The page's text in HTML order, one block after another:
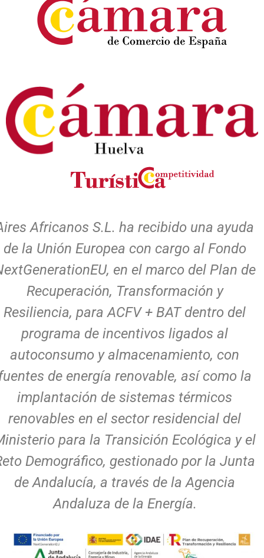
Africanos S.L. ha recibido una ayuda
de la Unión Europea con cargo al Fondo
en el marco del Plan de
Recuperación, Transformación y
Resiliencia, para ACFV + BAT dentro del
programa de incentivos ligados al
autoconsumo y almacenamiento, con
de energía renovable, así como la
implantación de sistemas térmicos
renovables en el sector residencial del
para la Transición Ecológica y el
Demográfico, gestionado por la Junta
de Andalucía, a través de la Agencia
Andaluza de la Energía.